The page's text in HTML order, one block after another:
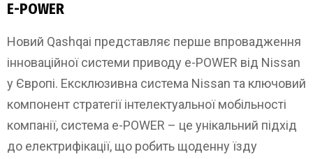
E-POWER
Новий Qashqai представляє перше впровадження
інноваційної системи приводу e-POWER від Nissan
у Європі. Ексклюзивна система Nissan та ключовий
компонент стратегії інтелектуальної мобільності
компанії, система e-POWER – це унікальний підхід
до електрифікації, що робить щоденну їзду